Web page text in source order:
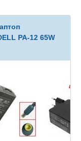
PA-12 65W